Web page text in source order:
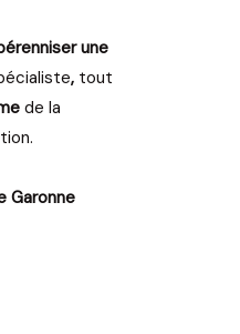
une
, tout
de la
Garonne